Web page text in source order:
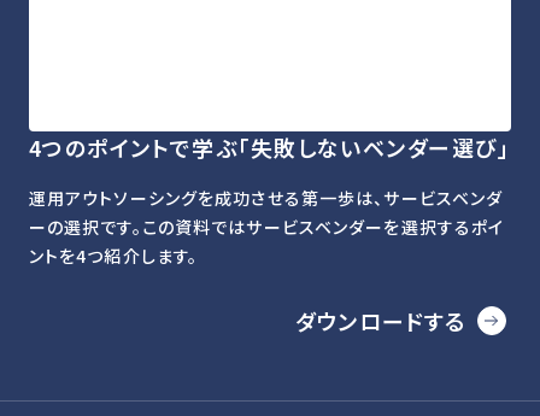
4つのポイントで学ぶ「失敗しないベンダー選び」
運用アウトソーシングを成功させる第一歩は、サービスベンダ
ーの選択です。この資料ではサービスベンダーを選択するポイ
ントを4つ紹介します。
ダウンロードする